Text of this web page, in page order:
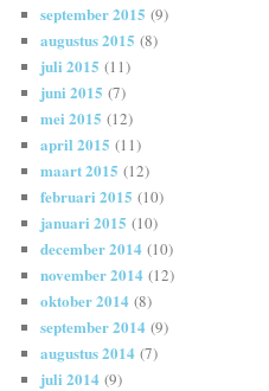
september 2015 (9)
augustus 2015 (8)
juli 2015 (11)
juni 2015 (7)
mei 2015 (12)
april 2015 (11)
maart 2015 (12)
februari 2015 (10)
januari 2015 (10)
december 2014 (10)
november 2014 (12)
oktober 2014 (8)
september 2014 (9)
augustus 2014 (7)
juli 2014 (9)